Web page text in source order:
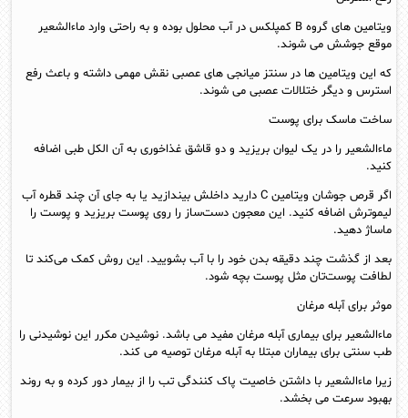
ویتامین های گروه B کمپلکس در آب محلول بوده و به راحتی وارد ماءالشعیر
موقع جوشش می شوند.
که این ویتامین ها در سنتز میانجی های عصبی نقش مهمی داشته و باعث رفع
استرس و دیگر ختلالات عصبی می شوند.
ساخت ماسک برای پوست
ماءالشعیر را در یک لیوان بریزید و دو قاشق غذاخوری به آن الکل طبی اضافه
کنید.
اگر قرص جوشان ویتامین C دارید داخلش بیندازید یا به جای آن چند قطره آب
لیموترش اضافه کنید. این معجون دست‌ساز را روی پوست بریزید و پوست را
ماساژ دهید.
بعد از گذشت چند دقیقه بدن خود را با آب بشویید. این روش کمک می‌کند تا
لطافت پوست‌تان مثل پوست بچه شود.
موثر برای آبله مرغان
ماءالشعیر برای بیماری آبله مرغان مفید می باشد. نوشیدن مکرر این نوشیدنی را
طب سنتی برای بیماران مبتلا به آبله مرغان توصیه می کند.
زیرا ماءالشعیر با داشتن خاصیت پاک کنندگی تب را از بیمار دور کرده و به روند
بهبود سرعت می بخشد.